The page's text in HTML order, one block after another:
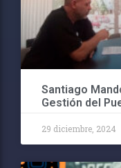
Santiago
Gestión del
29 diciembre, 2024